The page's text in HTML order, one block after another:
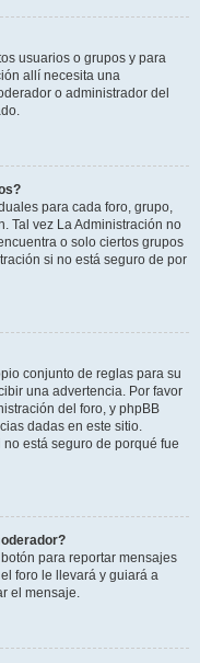
usuarios o grupos y para
allí necesita una
o administrador del
para cada foro, grupo,
Tal vez La Administración no
o solo ciertos grupos
si no está seguro de por
conjunto de reglas para su
una advertencia. Por favor
del foro, y phpBB
dadas en este sitio.
está seguro de porqué fue
para reportar mensajes
foro le llevará y guiará a
el mensaje.